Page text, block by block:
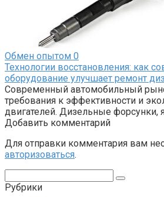
Обмен опытом 0
Технологии восстановления: как
оборудование улучшает ремонт
Современный автомобильный
требования к эффективности и
двигателей. Дизельные форсунки,
Добавить комментарий
Для отправки комментария вам
авторизоваться.
Рубрики